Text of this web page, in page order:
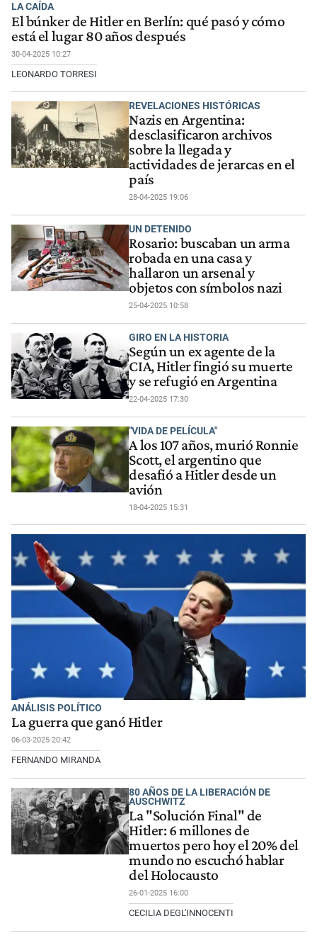
LA CAÍDA
El búnker de Hitler en Berlín: qué pasó y cómo
está el lugar 80 años después
30-04-2025 10:27
LEONARDO TORRESI
REVELACIONES HISTÓRICAS
Nazis en Argentina:
desclasificaron archivos
sobre la llegada y
actividades de jerarcas en el
país
28-04-2025 19:06
UN DETENIDO
Rosario: buscaban un arma
robada en una casa y
hallaron un arsenal y
objetos con símbolos nazi
25-04-2025 10:58
GIRO EN LA HISTORIA
Según un ex agente de la
CIA, Hitler fingió su muerte
y se refugió en Argentina
22-04-2025 17:30
"VIDA DE PELÍCULA"
A los 107 años, murió Ronnie
Scott, el argentino que
desafió a Hitler desde un
avión
18-04-2025 15:31
ANÁLISIS POLÍTICO
La guerra que ganó Hitler
06-03-2025 20:42
FERNANDO MIRANDA
80 AÑOS DE LA LIBERACIÓN DE
AUSCHWITZ
La "Solución Final" de
Hitler: 6 millones de
muertos pero hoy el 20% del
mundo no escuchó hablar
del Holocausto
26-01-2025 16:00
CECILIA DEGL'INNOCENTI